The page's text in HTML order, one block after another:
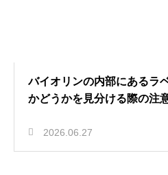
バイオリンの内部にあるラ
かどうかを見分ける際の注
2026.06.27